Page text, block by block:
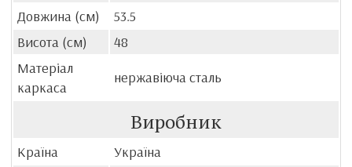
Довжина (см)
53.5
Висота (см)
48
Матеріал
каркаса
нержавіюча сталь
Виробник
Країна
Україна